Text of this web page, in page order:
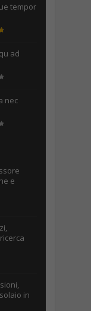
tempor
ad
nec
e
in